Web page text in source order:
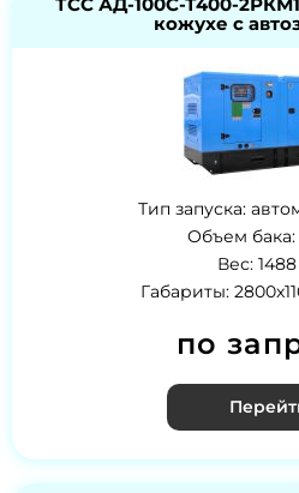
кожухе с
Тип запуска:
Объем бака:
Вес: 1488
Габариты:
по